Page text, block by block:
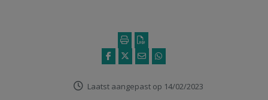
Laatst aangepast op 14/02/2023